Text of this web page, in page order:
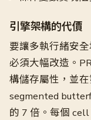
引擎架構的代價
要讓多執行緒安
必須大幅改造。
構儲存屬性，並
segmented
的 7 倍。每個